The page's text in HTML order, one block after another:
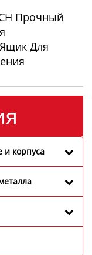
Прочный
Для
и корпуса